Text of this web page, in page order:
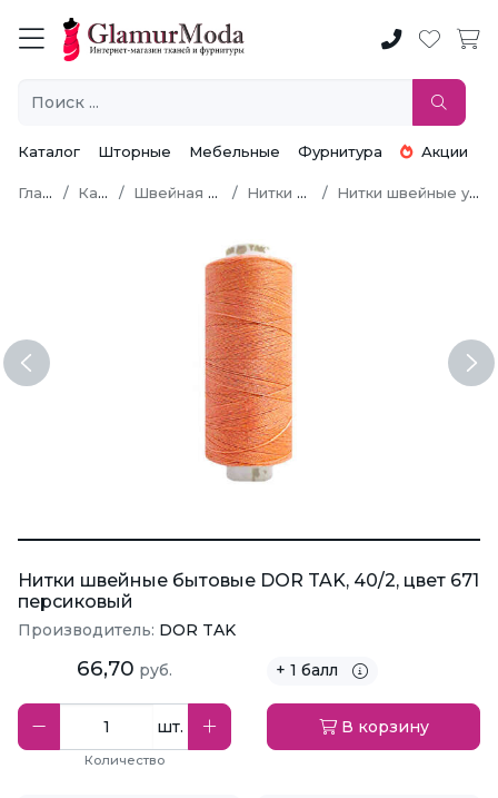
Каталог Шторные Мебельные Фурнитура Акции
Главная Каталог Швейная фурнитура Нитки швейные Нитки швейные универсальные
Previous
Нитки швейные бытовые DOR TAK, 40/2, цвет 671
персиковый
Производитель: DOR TAK
66,70 руб. + 1 балл
шт.
Количество
В корзину